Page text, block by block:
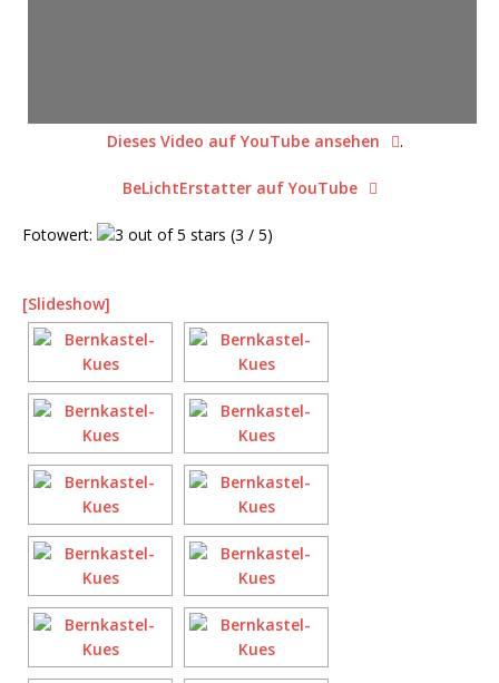
Dieses Video auf YouTube ansehen .
BeLichtErstatter auf YouTube
Fotowert: (3 / 5)
[Slideshow]